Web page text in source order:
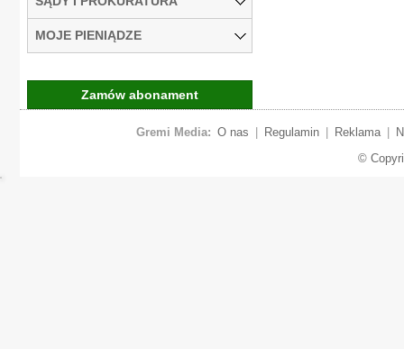
MOJE PIENIĄDZE
Zamów abonament
Gremi Media: O nas Regulamin Reklama
©